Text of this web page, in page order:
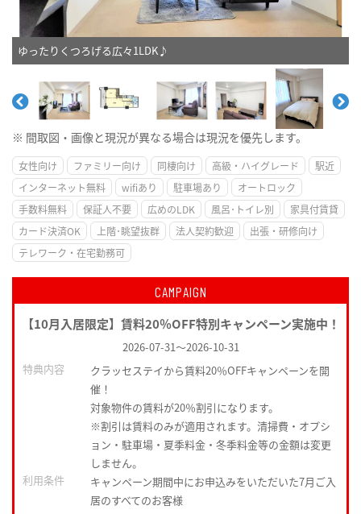
ゆったりくつろげる広々1LDK♪
※ 間取図・画像と現況が異なる場合は現況を優先します。
女性向け ファミリー向け 同棲向け 高級・ハイグレード
駅近
インターネット無料
wifiあり 駐車場あり
オートロック
手数料無料
保証人不要 広めのLDK 風呂･トイレ別
家具付賃貸
カード決済OK
上階･眺望抜群 法人契約歓迎
出張・研修向け
テレワーク・在宅勤務可
CAMPAIGN
【10月入居限定】賃料20％OFF特別キャンペーン実施中！
2026-07-31～2026-10-31
特典内容
クラッセステイから賃料20％OFFキャンペーンを開
催！
対象物件の賃料が20％割引になります。
※割引は賃料のみが適用されます。清掃費・オプシ
ョン・駐車場・夏季料金・冬季料金等の金額は変更
しません。
利用条件
キャンペーン期間中にお申込みをいただいた7月ご入
居のすべてのお客様